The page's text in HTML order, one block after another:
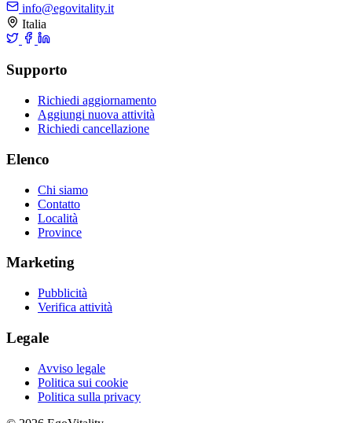
info@egovitality.it
Italia
Supporto
Richiedi aggiornamento
Aggiungi nuova attività
Richiedi cancellazione
Elenco
Chi siamo
Contatto
Località
Province
Marketing
Pubblicità
Verifica attività
Legale
Avviso legale
Politica sui cookie
Politica sulla privacy